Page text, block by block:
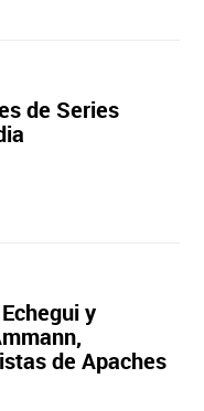
de Series
y
de Apaches